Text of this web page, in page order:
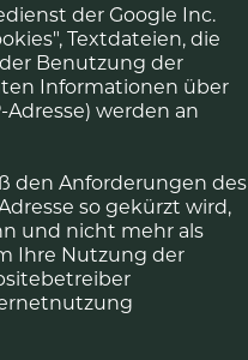
der Google Inc.
Textdateien, die
Benutzung der
Informationen über
werden an
den Anforderungen des
so gekürzt wird,
und nicht mehr als
Ihre Nutzung der